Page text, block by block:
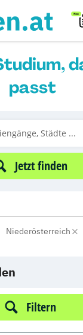
passt
Jetzt finden
Niederösterreich
Filtern